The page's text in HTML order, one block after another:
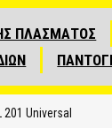
ΠΛΑΣΜΑΤΟΣ
201 Universal